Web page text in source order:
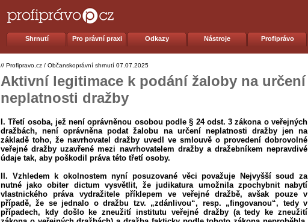
Shrnutí Pro právní praxi Odkazy Nástroje Profiprávo
// Profipravo.cz / Občanskoprávní shrnutí 07.07.2025
Aktivní legitimace k podání žaloby na určení
neplatnosti dražby
I. Třetí osoba, jež není oprávněnou osobou podle § 24 odst. 3 zákona o veřejných
dražbách, není oprávněna podat žalobu na určení neplatnosti dražby jen na
základě toho, že navrhovatel dražby uvedl ve smlouvě o provedení dobrovolné
veřejné dražby uzavřené mezi navrhovatelem dražby a dražebníkem nepravdivé
údaje tak, aby poškodil práva této třetí osoby.
II. Vzhledem k okolnostem nyní posuzované věci považuje Nejvyšší soud za
nutné jako obiter dictum vysvětlit, že judikatura umožnila zpochybnit nabytí
vlastnického práva vydražitele příklepem ve veřejné dražbě, avšak pouze v
případě, že se jednalo o dražbu tzv. „zdánlivou“, resp. „fingovanou“, tedy v
případech, kdy došlo ke zneužití institutu veřejné dražby (a tedy ke zneužití